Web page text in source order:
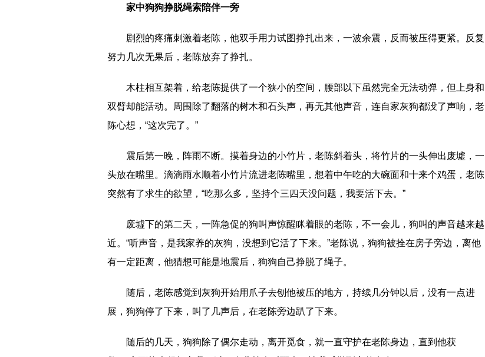
家中狗狗挣脱绳索陪伴一旁
剧烈的疼痛刺激着老陈，他双手用力试图挣扎出来，一波余震，反而被压得更紧。反复
努力几次无果后，老陈放弃了挣扎。
木柱相互架着，给老陈提供了一个狭小的空间，腰部以下虽然完全无法动弹，但上身和
双臂却能活动。周围除了翻落的树木和石头声，再无其他声音，连自家灰狗都没了声响，老
陈心想，“这次完了。”
震后第一晚，阵雨不断。摸着身边的小竹片，老陈斜着头，将竹片的一头伸出废墟，一
头放在嘴里。滴滴雨水顺着小竹片流进老陈嘴里，想着中午吃的大碗面和十来个鸡蛋，老陈
突然有了求生的欲望，“吃那么多，坚持个三四天没问题，我要活下去。”
废墟下的第二天，一阵急促的狗叫声惊醒眯着眼的老陈，不一会儿，狗叫的声音越来越
近。“听声音，是我家养的灰狗，没想到它活了下来。”老陈说，狗狗被拴在房子旁边，离他
有一定距离，他猜想可能是地震后，狗狗自己挣脱了绳子。
随后，老陈感觉到灰狗开始用爪子去刨他被压的地方，持续几分钟以后，没有一点进
展，狗狗停了下来，叫了几声后，在老陈旁边趴了下来。
随后的几天，狗狗除了偶尔走动，离开觅食，就一直守护在老陈身边，直到他获